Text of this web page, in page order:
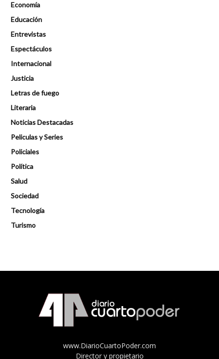
Economía
Educación
Entrevistas
Espectáculos
Internacional
Justicia
Letras de fuego
Literaria
Noticias Destacadas
Peliculas y Series
Policiales
Política
Salud
Sociedad
Tecnología
Turismo
www.DiarioCuartoPoder.com
Director y propietario